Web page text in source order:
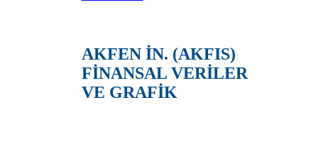
AKFEN İN. (AKFIS)
FİNANSAL VERİLER
VE GRAFİK